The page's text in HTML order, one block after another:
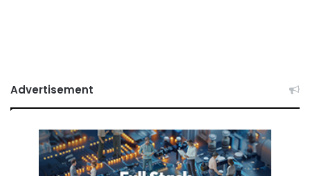
Advertisement